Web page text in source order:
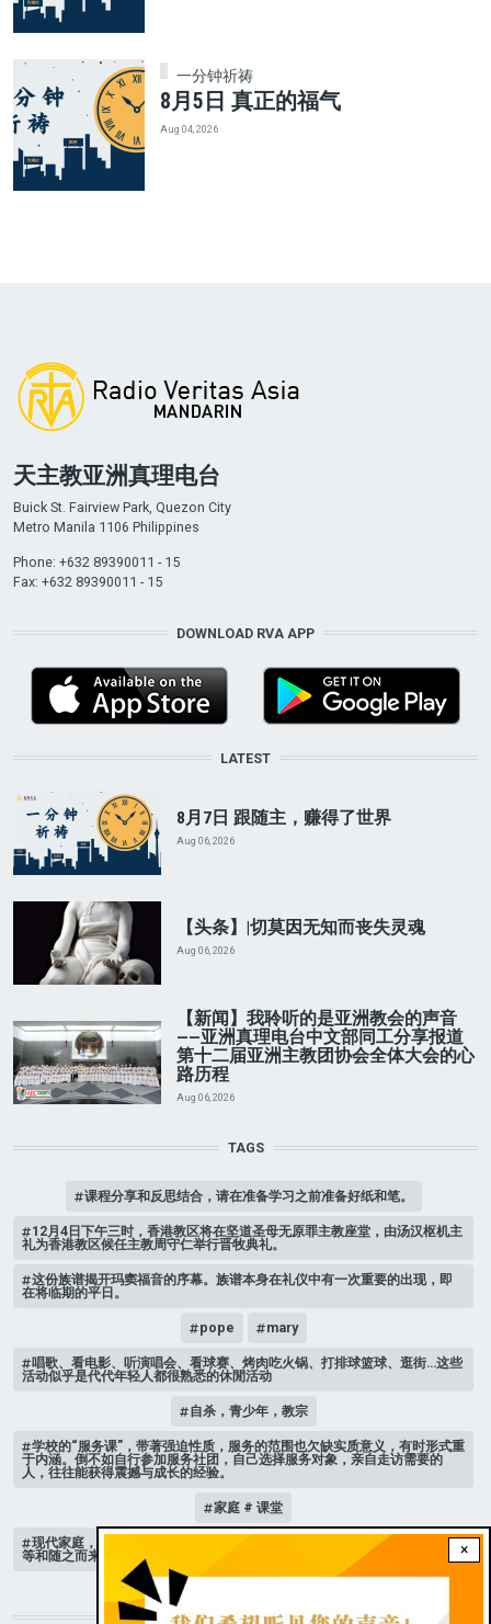
一分钟祈祷
8月5日 真正的福气
Aug 04, 2026
×
天主教亚洲真理电台
Buick St. Fairview Park, Quezon City
Metro Manila 1106 Philippines
Phone: +632 89390011 - 15
Fax: +632 89390011 - 15
DOWNLOAD RVA APP
LATEST
8月7日 跟随主，赚得了世界
Aug 06, 2026
【头条】|切莫因无知而丧失灵魂
Aug 06, 2026
【新闻】我聆听的是亚洲教会的声音
——亚洲真理电台中文部同工分享报道
第十二届亚洲主教团协会全体大会的心
路历程
Aug 06, 2026
TAGS
课程分享和反思结合，请在准备学习之前准备好纸和笔。
12月4日下午三时，香港教区将在坚道圣母无原罪主教座堂，由汤汉枢机主
礼为香港教区候任主教周守仁举行晋牧典礼。
这份族谱揭开玛窦福音的序幕。族谱本身在礼仪中有一次重要的出现，即
在将临期的平日。
pope mary
唱歌、看电影、听演唱会、看球赛、烤肉吃火锅、打排球篮球、逛街…这些
活动似乎是代代年轻人都很熟悉的休閒活动
自杀，青少年，教宗
学校的“服务课”，带著强迫性质，服务的范围也欠缺实质意义，有时形式重
于内涵。倒不如自行参加服务社团，自己选择服务对象，亲自走访需要的
人，往往能获得震撼与成长的经验。
家庭 # 课堂
现代家庭，子女或许都是宝贝，不公平的待遇显得比较少，但隐性的不平
等和随之而来的身心压力却仍旧挥之不去。
STAY CONNECTED WITH US!